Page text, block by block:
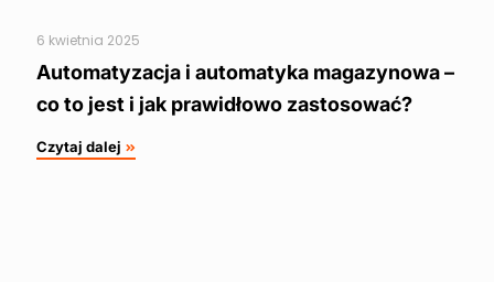
6 kwietnia 2025
Automatyzacja i automatyka magazynowa –
co to jest i jak prawidłowo zastosować?
Czytaj dalej